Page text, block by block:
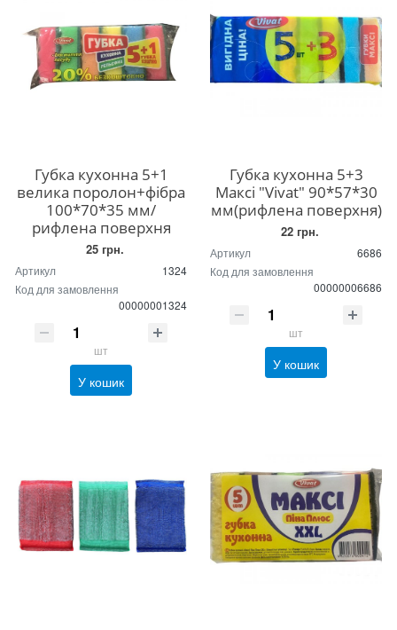
Губка кухонна 5+1
велика поролон+фібра
100*70*35 мм/
рифлена поверхня
25 грн.
Артикул
1324
Код для замовлення
00000001324
шт
У кошик
Губка кухонна 5+3
Максі "Vivat" 90*57*30
мм(рифлена поверхня)
22 грн.
Артикул
6686
Код для замовлення
00000006686
шт
У кошик